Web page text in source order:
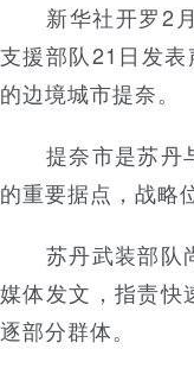
新华社开罗2月
支援部队21日发
的边境城市提奈。
提奈市是苏丹与
的重要据点，战略
苏丹武装部队尚
媒体发文，指责快
逐部分群体。